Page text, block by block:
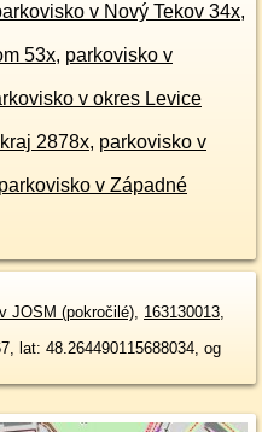
v Nový Tekov 34x,
53x, parkovisko v
v okres Levice
2878x, parkovisko v
parkovisko v Západné
JOSM (pokročilé), 163130013,
lat: 48.264490115688034, og